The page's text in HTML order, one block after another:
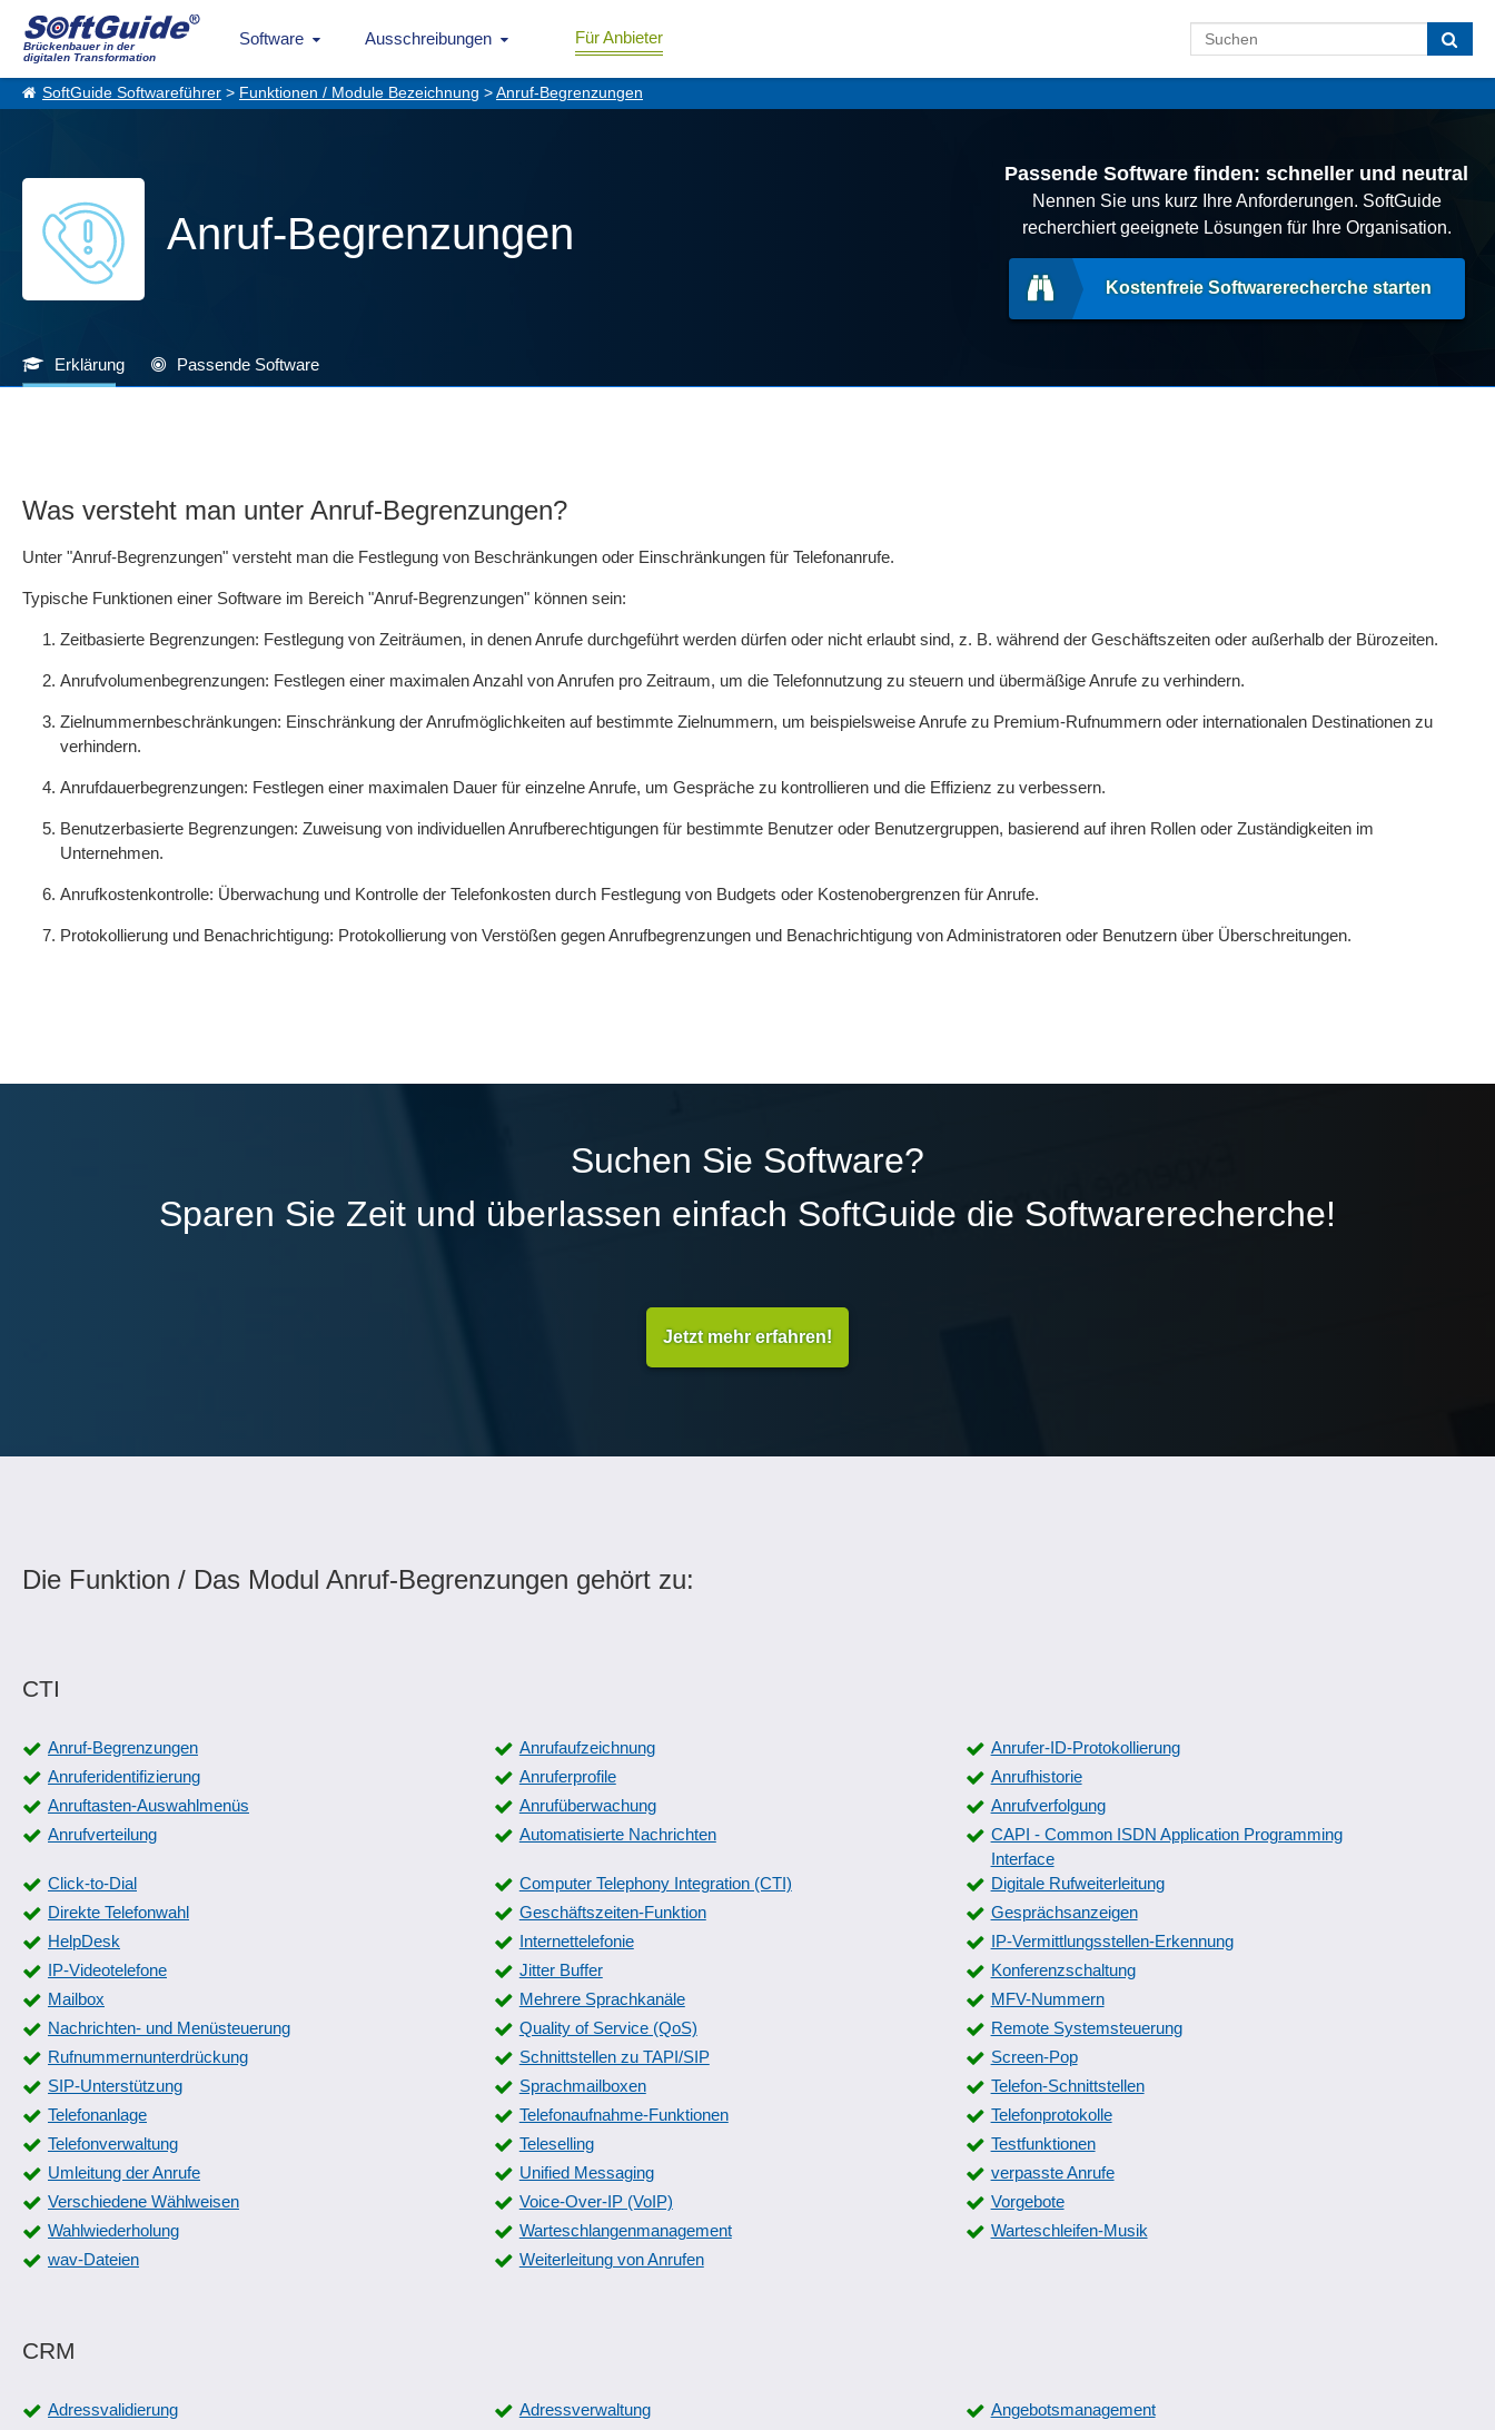
Brückenbauer in der
digitalen Transformation
Software Ausschreibungen Für Anbieter
SoftGuide Softwareführer > Funktionen / Module Bezeichnung > Anruf-Begrenzungen
Anruf-Begrenzungen
Passende Software finden: schneller und neutral
Nennen Sie uns kurz Ihre Anforderungen. SoftGuide
recherchiert geeignete Lösungen für Ihre Organisation.
Kostenfreie Softwarerecherche starten
Erklärung Passende Software
Was versteht man unter Anruf-Begrenzungen?
Unter "Anruf-Begrenzungen" versteht man die Festlegung von Beschränkungen oder Einschränkungen für Telefonanrufe.
Typische Funktionen einer Software im Bereich "Anruf-Begrenzungen" können sein:
Zeitbasierte Begrenzungen: Festlegung von Zeiträumen, in denen Anrufe durchgeführt werden dürfen oder nicht erlaubt sind, z. B. während der Geschäftszeiten oder außerhalb der Bürozeiten.
Anrufvolumenbegrenzungen: Festlegen einer maximalen Anzahl von Anrufen pro Zeitraum, um die Telefonnutzung zu steuern und übermäßige Anrufe zu verhindern.
Zielnummernbeschränkungen: Einschränkung der Anrufmöglichkeiten auf bestimmte Zielnummern, um beispielsweise Anrufe zu Premium-Rufnummern oder internationalen Destinationen zu
verhindern.
Anrufdauerbegrenzungen: Festlegen einer maximalen Dauer für einzelne Anrufe, um Gespräche zu kontrollieren und die Effizienz zu verbessern.
Benutzerbasierte Begrenzungen: Zuweisung von individuellen Anrufberechtigungen für bestimmte Benutzer oder Benutzergruppen, basierend auf ihren Rollen oder Zuständigkeiten im
Unternehmen.
Anrufkostenkontrolle: Überwachung und Kontrolle der Telefonkosten durch Festlegung von Budgets oder Kostenobergrenzen für Anrufe.
Protokollierung und Benachrichtigung: Protokollierung von Verstößen gegen Anrufbegrenzungen und Benachrichtigung von Administratoren oder Benutzern über Überschreitungen.
Suchen Sie Software?
Sparen Sie Zeit und überlassen einfach SoftGuide die Softwarerecherche!
Jetzt mehr erfahren!
Die Funktion / Das Modul Anruf-Begrenzungen gehört zu:
CTI
Anruf-Begrenzungen Anrufaufzeichnung
Anrufer-ID-Protokollierung
Anruferidentifizierung
Anruferprofile
Anrufhistorie
Anruftasten-Auswahlmenüs
Anrufüberwachung
Anrufverfolgung
Anrufverteilung
Automatisierte Nachrichten
CAPI - Common ISDN Application Programming
Interface
Click-to-Dial
Computer Telephony Integration (CTI)
Digitale Rufweiterleitung
Direkte Telefonwahl
Geschäftszeiten-Funktion
Gesprächsanzeigen
HelpDesk
Internettelefonie
IP-Vermittlungsstellen-Erkennung
IP-Videotelefone
Jitter Buffer
Konferenzschaltung
Mailbox
Mehrere Sprachkanäle
MFV-Nummern
Nachrichten- und Menüsteuerung
Quality of Service (QoS)
Remote Systemsteuerung
Rufnummernunterdrückung
Schnittstellen zu TAPI/SIP
Screen-Pop
SIP-Unterstützung
Sprachmailboxen
Telefon-Schnittstellen
Telefonanlage
Telefonaufnahme-Funktionen
Telefonprotokolle
Telefonverwaltung
Teleselling
Testfunktionen
Umleitung der Anrufe
Unified Messaging
verpasste Anrufe
Verschiedene Wählweisen
Voice-Over-IP (VoIP)
Vorgebote
Wahlwiederholung
Warteschlangenmanagement
Warteschleifen-Musik
wav-Dateien
Weiterleitung von Anrufen
CRM
Adressvalidierung Adressverwaltung
Angebotsmanagement